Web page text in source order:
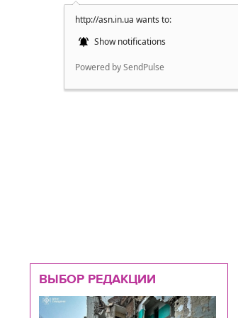
http://asn.in.ua wants to:
Show notifications
Powered by SendPulse
ВЫБОР РЕДАКЦИИ